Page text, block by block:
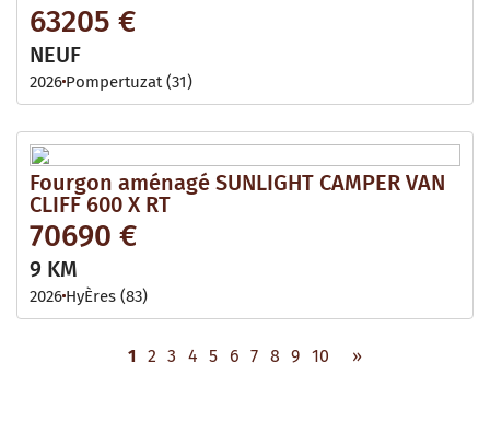
63205 €
NEUF
2026 Pompertuzat (31)
Fourgon aménagé SUNLIGHT CAMPER VAN
CLIFF 600 X RT
70690 €
9 KM
2026 HyÈres (83)
1 2 3 4 5 6 7 8 9 10 »